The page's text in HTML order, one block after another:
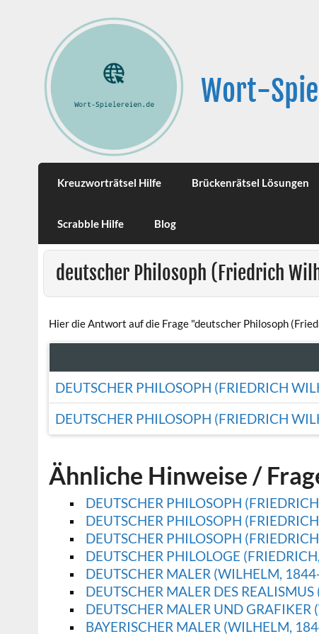
Wort-
Kreuzworträtsel Hilfe Brückenrätsel Lösungen
Scrabble Hilfe Blog
deutscher Philosoph (Friedrich
Hier die Antwort auf die Frage "deutscher Philosoph
DEUTSCHER PHILOSOPH (FRIEDRICH
DEUTSCHER PHILOSOPH (FRIEDRICH
Ähnliche Hinweise /
DEUTSCHER PHILOSOPH
DEUTSCHER PHILOSOPH
DEUTSCHER PHILOSOPH
DEUTSCHER PHILOLOGE
DEUTSCHER MALER (WILHELM,
DEUTSCHER MALER DES
DEUTSCHER MALER UND
BAYERISCHER MALER (WILHELM,